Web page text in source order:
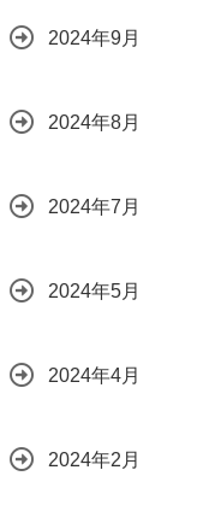
2024年9月
2024年8月
2024年7月
2024年5月
2024年4月
2024年2月